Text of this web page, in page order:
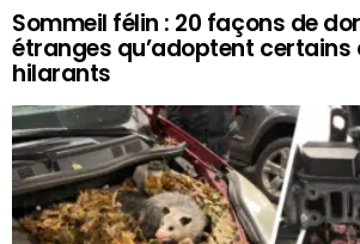
Sommeil félin : 20 façons de
étranges qu’adoptent certains
hilarants